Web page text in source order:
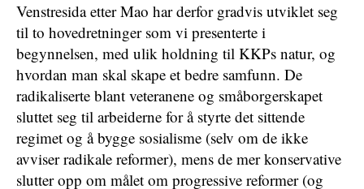
Venstresida etter Mao har derfor gradvis utviklet seg
til to hovedretninger som vi presenterte i
begynnelsen, med ulik holdning til KKPs natur, og
hvordan man skal skape et bedre samfunn. De
radikaliserte blant veteranene og småborgerskapet
sluttet seg til arbeiderne for å styrte det sittende
regimet og å bygge sosialisme (selv om de ikke
avviser radikale reformer), mens de mer konservative
slutter opp om målet om progressive reformer (og